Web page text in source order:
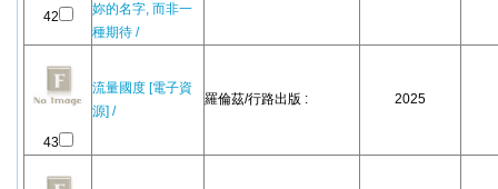
42
妳的名字, 而非一
種期待 /
43
流量國度 [電子資
源] /
羅倫茲/行路出版 : 2025